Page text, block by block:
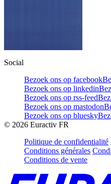
Social
Bezoek ons op facebook
Bezoek ons op linkedin
Bezoek ons op rss-feed
Bezoek ons op mastodon
Bezoek ons op bluesky
© 2026 Euractiv FR
Politique de confidentialité
Conditions générales
Conditions de vente